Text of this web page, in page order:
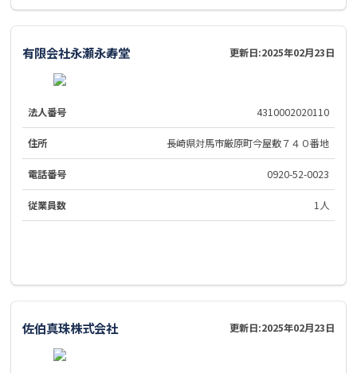
有限会社永瀬永寿堂 更新日:2025年02月23日
法人番号 4310002020110
住所 長崎県対馬市厳原町今屋敷７４０番地
電話番号 0920-52-0023
従業員数 1人
佐伯真珠株式会社 更新日:2025年02月23日